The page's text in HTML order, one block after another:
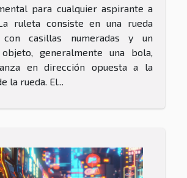
para cualquier aspirante a
ruleta consiste en una rueda
con casillas numeradas y un
objeto, generalmente una bola,
en dirección opuesta a la
la rueda. El...